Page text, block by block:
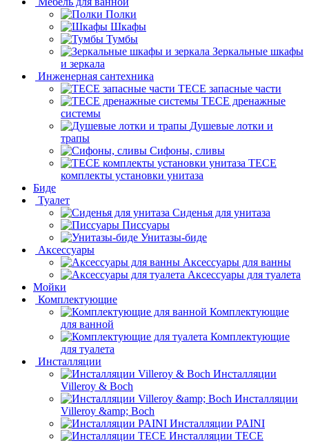
Полки
Шкафы
Тумбы
Зеркальные шкафы
и зеркала
Инженерная сантехника
TECE запасные части
TECE дренажные
системы
Душевые лотки и
трапы
Сифоны, сливы
TECE
комплекты установки унитаза
Биде
Туалет
Сиденья для унитаза
Писсуары
Унитазы-биде
Аксессуары
Аксессуары для ванны
Аксессуары для туалета
Мойки
Комплектующие
Комплектующие
для ванной
Комплектующие
для туалета
Инсталляции
Инсталляции
Villeroy & Boch
Инсталляции
Villeroy &amp; Boch
Инсталляции PAINI
Инсталляции TECE